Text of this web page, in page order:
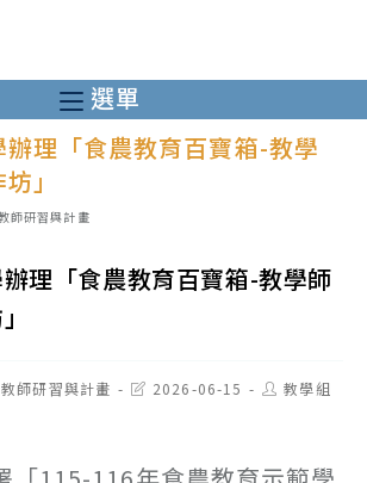
選單
理「食農教育百寶箱-教學
」
師研習與計畫
理「食農教育百寶箱-教學師
教師研習與計畫
Post2026-06-15
Post教學組